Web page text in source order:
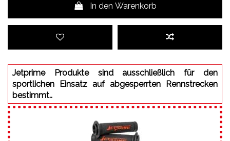
In den Warenkorb
Jetprime Produkte sind ausschließlich für den
sportlichen Einsatz auf abgesperrten Rennstrecken
bestimmt..